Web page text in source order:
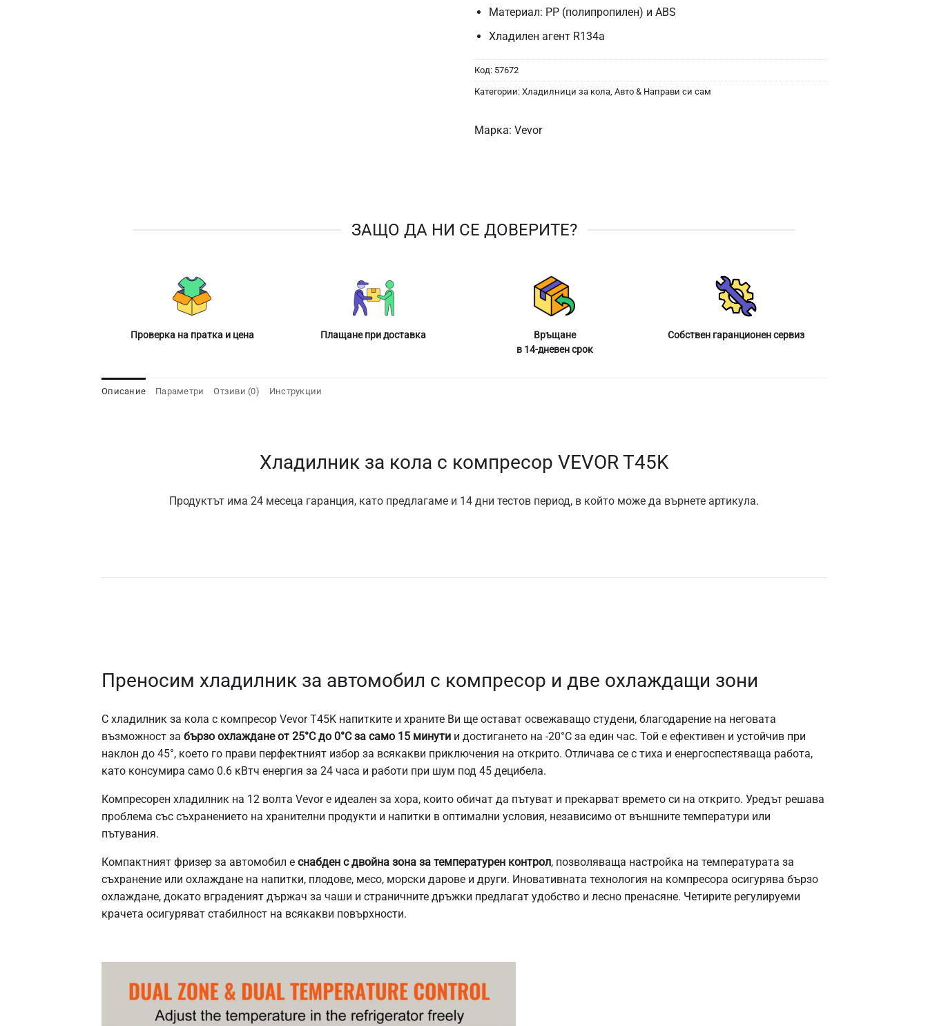
Материал: PP (полипропилен) и ABS
Хладилен агент R134a
Код: 57672
Категории: Хладилници за кола Авто & Направи си сам
Марка: Vevor
ЗАЩО ДА НИ СЕ ДОВЕРИТЕ?
Проверка на пратка и цена Плащане при доставка
Връщане
в 14-дневен срок
Собствен гаранционен сервиз
Описание Параметри Отзиви (0) Инструкции
Хладилник за кола с компресор VEVOR T45K
Продуктът има 24 месеца гаранция, като предлагаме и 14 дни тестов период, в който може да върнете артикула.
Преносим хладилник за автомобил с компресор и две охлаждащи зони
С хладилник за кола с компресор Vevor T45K напитките и храните Ви ще остават освежаващо студени, благодарение на неговата
възможност за бързо охлаждане от 25°C до 0°C за само 15 минути и достигането на -20°C за един час. Той е ефективен и устойчив при
наклон до 45°, което го прави перфектният избор за всякакви приключения на открито. Отличава се с тиха и енергоспестяваща работа,
като консумира само 0.6 кВтч енергия за 24 часа и работи при шум под 45 децибела.
Компресорен хладилник на 12 волта Vevor е идеален за хора, които обичат да пътуват и прекарват времето си на открито. Уредът решава
проблема със съхранението на хранителни продукти и напитки в оптимални условия, независимо от външните температури или
пътувания.
Компактният фризер за автомобил е снабден с двойна зона за температурен контрол, позволяваща настройка на температурата за
съхранение или охлаждане на напитки, плодове, месо, морски дарове и други. Иновативната технология на компресора осигурява бързо
охлаждане, докато вграденият държач за чаши и страничните дръжки предлагат удобство и лесно пренасяне. Четирите регулируеми
крачета осигуряват стабилност на всякакви повърхности.